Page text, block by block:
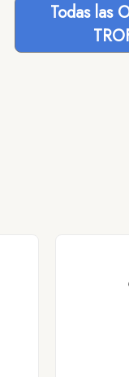
Todas las